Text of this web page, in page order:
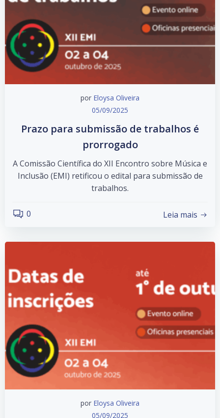
por Eloysa Oliveira
05/09/2025
Prazo para submissão de trabalhos é
prorrogado
A Comissão Científica do XII Encontro sobre Música e
Inclusão (EMI) retificou o edital para submissão de
trabalhos.
0 Leia mais
por Eloysa Oliveira
05/09/2025